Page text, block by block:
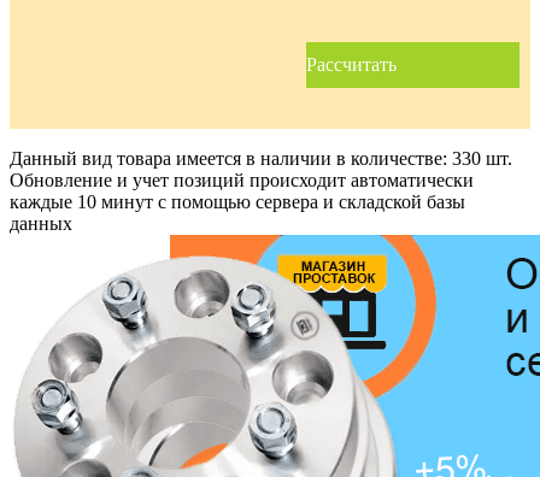
Рассчитать
Данный вид товара имеется в наличии в количестве: 330 шт.
Обновление и учет позиций происходит автоматически
каждые 10 минут с помощью сервера и складской базы
данных